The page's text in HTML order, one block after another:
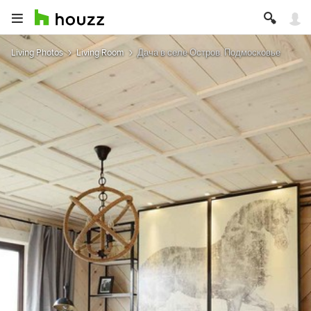
Living Photos Living Room Дача в селе Остров. Подмосковье